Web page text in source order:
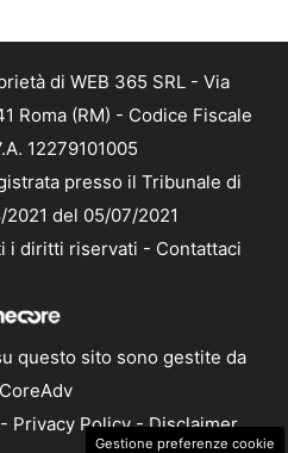
di WEB 365 SRL - Via
Roma (RM) - Codice Fiscale
12279101005
presso il Tribunale di
2021 del 05/07/2021
i diritti riservati - Contattaci
questo sito sono gestite da
- Privacy Policy-Disclaimer
Gestione preferenze cookie